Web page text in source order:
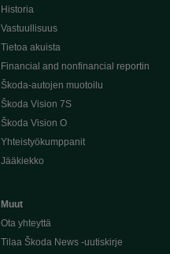
Historia
Vastuullisuus
Tietoa akuista
Financial and nonfinancial reportin
Škoda-autojen muotoilu
Škoda Vision 7S
Škoda Vision O
Yhteistyökumppanit
Jääkiekko
Muut
Ota yhteyttä
Tilaa Škoda News -uutiskirje